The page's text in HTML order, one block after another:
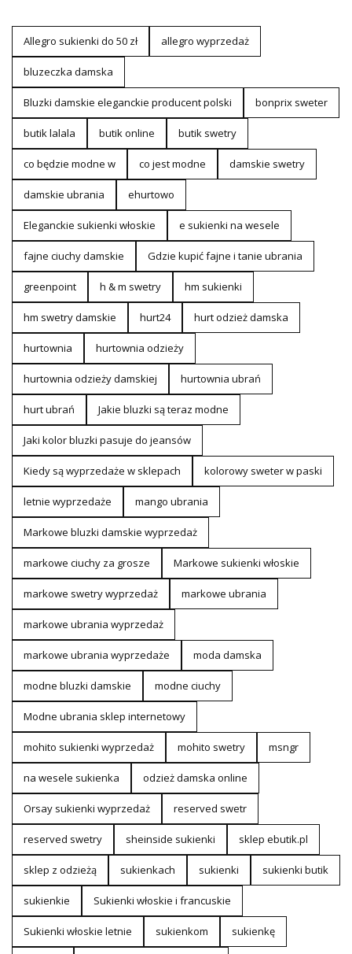
Allegro sukienki do 50 zł allegro wyprzedaż
bluzeczka damska
Bluzki damskie eleganckie producent polski bonprix sweter
butik lalala butik online butik swetry
co będzie modne w co jest modne damskie swetry
damskie ubrania ehurtowo
Eleganckie sukienki włoskie e sukienki na wesele
fajne ciuchy damskie Gdzie kupić fajne i tanie ubrania
greenpoint h & m swetry hm sukienki
hm swetry damskie hurt24 hurt odzież damska
hurtownia hurtownia odzieży
hurtownia odzieży damskiej hurtownia ubrań
hurt ubrań Jakie bluzki są teraz modne
Jaki kolor bluzki pasuje do jeansów
Kiedy są wyprzedaże w sklepach kolorowy sweter w paski
letnie wyprzedaże mango ubrania
Markowe bluzki damskie wyprzedaż
markowe ciuchy za grosze Markowe sukienki włoskie
markowe swetry wyprzedaż markowe ubrania
markowe ubrania wyprzedaż
markowe ubrania wyprzedaże moda damska
modne bluzki damskie modne ciuchy
Modne ubrania sklep internetowy
mohito sukienki wyprzedaż mohito swetry msngr
na wesele sukienka odzież damska online
Orsay sukienki wyprzedaż reserved swetr
reserved swetry sheinside sukienki sklep ebutik.pl
sklep z odzieżą sukienkach sukienki sukienki butik
sukienkie Sukienki włoskie i francuskie
Sukienki włoskie letnie sukienkom sukienkę